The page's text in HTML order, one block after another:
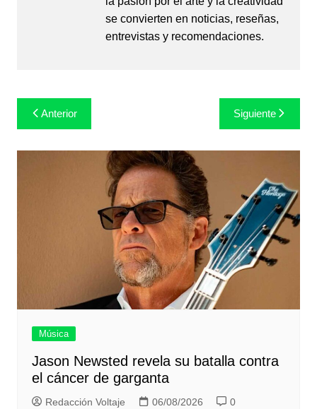
se convierten en noticias, reseñas,
entrevistas y recomendaciones.
Navegación
de
entradas
Anterior Siguiente
Música
Jason Newsted revela su batalla contra
el cáncer de garganta
Redacción Voltaje 06/08/2026 0